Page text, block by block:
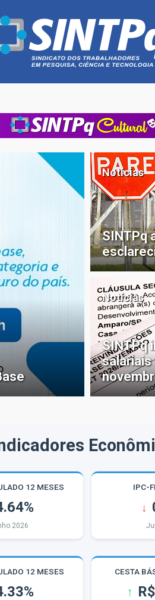
Notícias
SINTPq
Notícias
SINTPq